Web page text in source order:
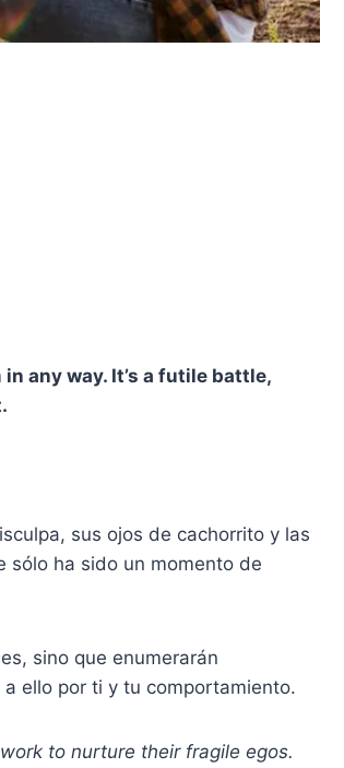
any way. It’s a futile battle,
sus ojos de cachorrito y las
sólo ha sido un momento de
sino que enumerarán
ello por ti y tu comportamiento.
to nurture their fragile egos.